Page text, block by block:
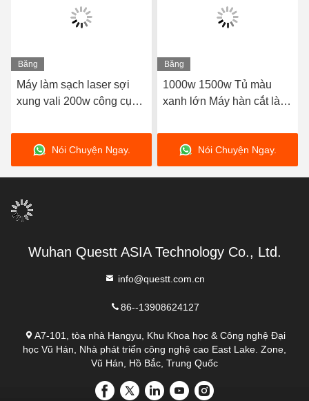
laser sợi
công cụ
Ngay.
hình
1000w 1500w Tủ màu
xanh lớn Máy hàn cắt làm
cho nhôm thép không gỉ
Nói Chuyện Ngay.
hình
Máy hàn Laser
động cầm tay
được bán nóng
Nói
Wuhan Questt ASIA Technology Co., Ltd.
info@questt.com.cn
86--13908624127
A7-101, tòa nhà Hangyu, Khu Khoa học & Công nghệ Đại
học Vũ Hán, Nhà phát triển công nghệ cao East Lake. Zone,
Vũ Hán, Hồ Bắc, Trung Quốc